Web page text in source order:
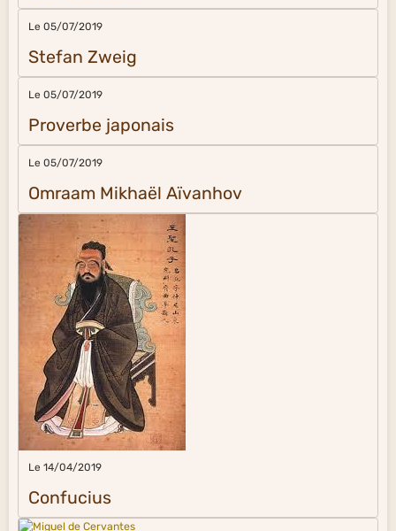
Le 05/07/2019
Stefan Zweig
Le 05/07/2019
Proverbe japonais
Le 05/07/2019
Omraam Mikhaël Aïvanhov
Le 14/04/2019
Confucius